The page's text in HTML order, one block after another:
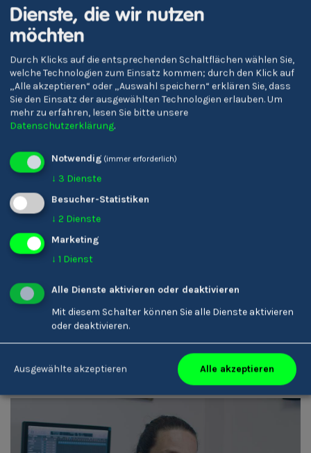
Verena Gschnell
Bildungsreferent/-in
Friseur/-in
Dienste, die wir nutzen
möchten
Durch Klicks auf die entsprechenden Schaltflächen wählen Sie,
welche Technologien zum Einsatz kommen; durch den Klick auf
„Alle akzeptieren“ oder „Auswahl speichern“ erklären Sie, dass
Sie den Einsatz der ausgewählten Technologien erlauben.Um
mehr zu erfahren, lesen Sie bitte unsere
Datenschutzerklärung.
Notwendig (immer erforderlich)
↓ 3 Dienste
Besucher-Statistiken
↓ 2 Dienste
Marketing
↓ 1 Dienst
Alle Dienste aktivieren oder deaktivieren
Mit diesem Schalter können Sie alle Dienste aktivieren
oder deaktivieren.
Ausgewählte akzeptieren Alle akzeptieren